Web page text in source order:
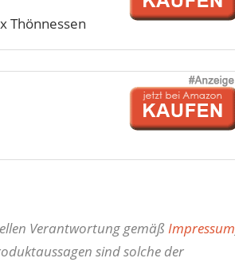
Thönnessen
Verantwortung gemäß Impressum
sind solche der